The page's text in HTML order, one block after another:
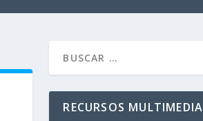
RECURSOS MULTIMEDIA